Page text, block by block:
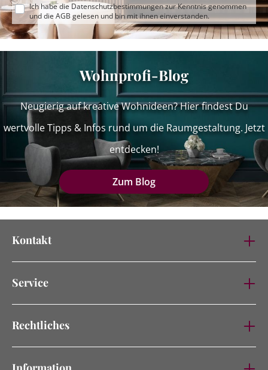
Ich habe die Datenschutzbestimmungenzur Kenntnis genommen
und die AGB gelesen und bin mit ihnen einverstanden.
Wohnprofi-Blog
Neugierig auf kreative Wohnideen? Hier findest Du
wertvolle Tipps & Infos rund um die Raumgestaltung. Jetzt
entdecken!
Zum Blog
Kontakt
Service
Rechtliches